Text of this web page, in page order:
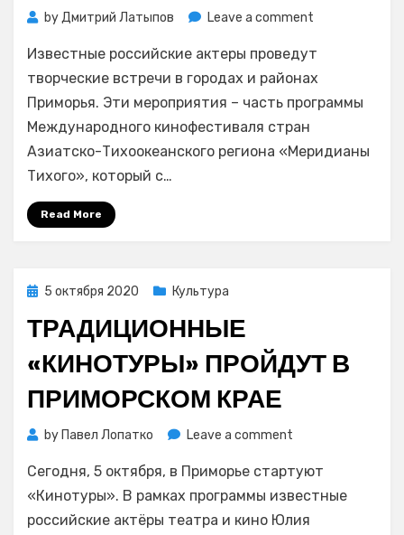
byДмитрий Латыпов Leave a comment
«Меридианы
Тихого»:
известные
творческие
Известные российские актеры проведут
творческие встречи в городах и районах
Приморья. Эти мероприятия – часть программы
Международного кинофестиваля стран
Азиатско-Тихоокеанского региона «Меридианы
Тихого», который с…
Read More
Posted
5 октября 2020 Культура
ТРАДИЦИОННЫЕ
«КИНОТУРЫ» ПРОЙДУТ В
ПРИМОРСКОМ КРАЕ
by Павел Лопатко Leave a comment
«Кинотуры»
пройдут
в
Сегодня, 5 октября, в Приморье стартуют
«Кинотуры». В рамках программы известные
российские актёры театра и кино Юлия